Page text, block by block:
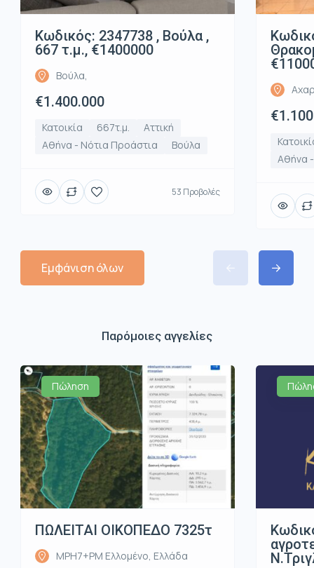
Κωδικός: 2347738 , Βούλα ,
667 τ.μ., €1400000
Βούλα,
€1.400.000
Κατοικία 667τ.μ.
Αττική
Αθήνα - Νότια Προάστια
Βούλα
53 Προβολές
Αθήνα
Εμφάνιση όλων
Παρόμοιες αγγελίες
Πώληση
ΠΩΛΕΙΤΑΙ ΟΙΚΟΠΕΔΟ 7325τ
MPH7+PM Ελλομένο, Ελλάδα